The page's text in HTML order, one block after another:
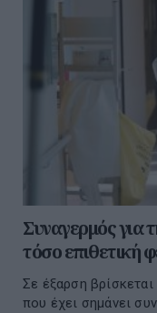
Συναγερμός για
τόσο επιθετική
Σε έξαρση
που έχει σημάνει